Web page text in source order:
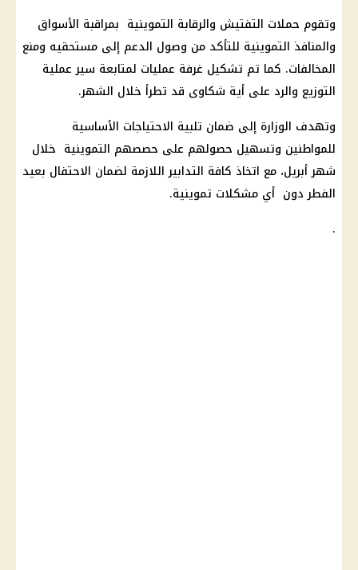
وتقوم حملات التفتيش والرقابة التموينية بمراقبة الأسواق
والمنافذ التموينية للتأكد من وصول الدعم إلى مستحقيه ومنع
المخالفات. كما تم تشكيل غرفة عمليات لمتابعة سير عملية
التوزيع والرد على أية شكاوى قد تطرأ خلال الشهر.
وتهدف الوزارة إلى ضمان تلبية الاحتياجات الأساسية
للمواطنين وتسهيل حصولهم على حصصهم التموينية خلال
شهر أبريل، مع اتخاذ كافة التدابير اللازمة لضمان الاحتفال بعيد
الفطر دون أي مشكلات تموينية.
.